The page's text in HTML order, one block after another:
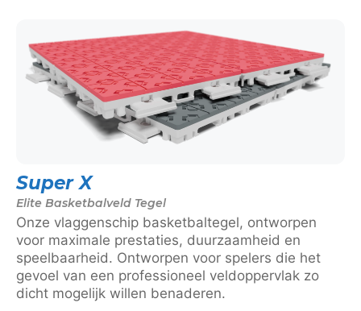
Super X
Elite Basketbalveld Tegel
Onze vlaggenschip basketbaltegel, ontworpen
voor maximale prestaties, duurzaamheid en
speelbaarheid. Ontworpen voor spelers die het
gevoel van een professioneel veldoppervlak zo
dicht mogelijk willen benaderen.